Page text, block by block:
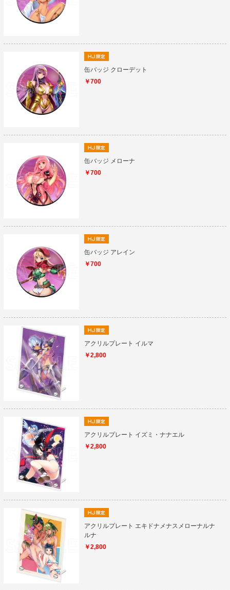
缶バッジ クローデット
￥700
缶バッジ メローナ
￥700
缶バッジ アレイン
￥700
アクリルプレート イルマ
￥2,800
アクリルプレート イズミ・ナナエル
￥2,800
アクリルプレート エキドナメナスメローナルナ
ルナ
￥2,800